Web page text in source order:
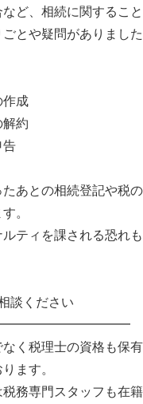
ど、相続に関するこ
とや疑問がありまし
作成
解約
告
あとの相続登記や税
。
ティを課される恐れ
談ください
く税理士の資格も保
ます。
税務専門スタッフも在